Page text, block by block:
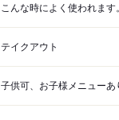
こんな時によく使われます。
テイクアウト
子供可、お子様メニューあ